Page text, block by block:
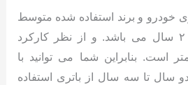
خودرو و برند استفاده شده متوسط
عمر باطری ولتا حدود ۲ سال می باشد. و از نظر کارکرد
۴۰٫۰۰۰ کیلومتر است. بنابراین شما می توانید با
دو سال تا سه سال از باتری استفاده